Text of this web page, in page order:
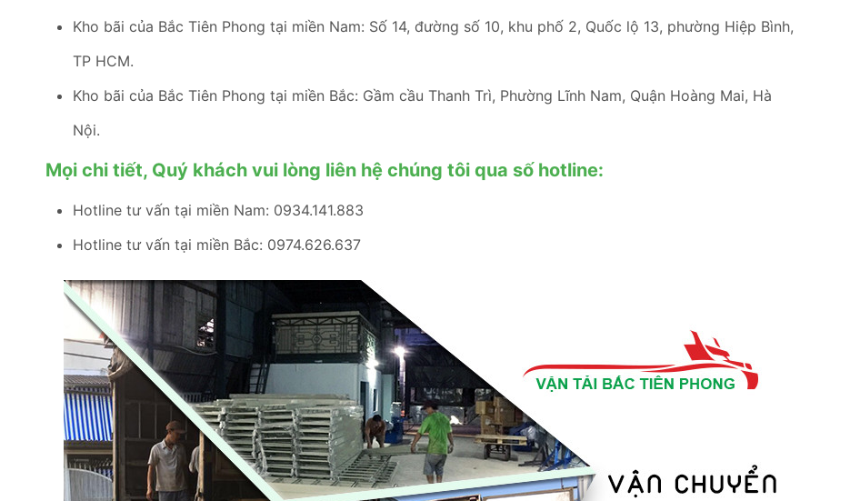
Kho bãi của Bắc Tiên Phong tại miền Nam: Số 14, đường số 10, khu phố 2, Quốc lộ 13, phường Hiệp Bình,
TP HCM.
Kho bãi của Bắc Tiên Phong tại miền Bắc: Gầm cầu Thanh Trì, Phường Lĩnh Nam, Quận Hoàng Mai, Hà
Nội.
Mọi chi tiết, Quý khách vui lòng liên hệ chúng tôi qua số hotline:
Hotline tư vấn tại miền Nam: 0934.141.883
Hotline tư vấn tại miền Bắc: 0974.626.637